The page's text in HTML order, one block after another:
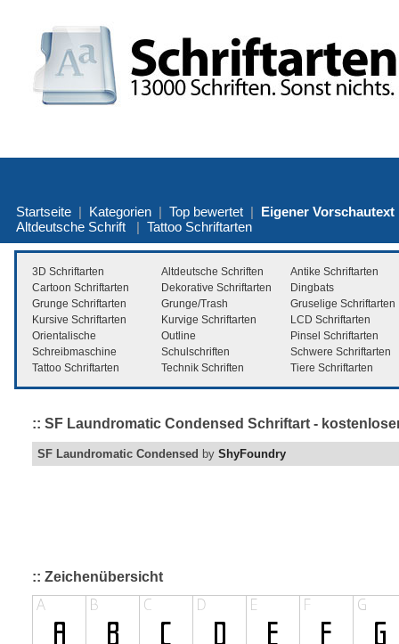
Startseite | Kategorien | Top bewertet | Eigener Vorschautext
Altdeutsche Schrift | Tattoo Schriftarten
3D Schriftarten Altdeutsche Schriften
Antike Schriftarten
Cartoon Schriftarten
Dekorative Schriftarten
Dingbats
Grunge Schriftarten
Grunge/Trash
Gruselige Schriftarten
Kursive Schriftarten
Kurvige Schriftarten
LCD Schriftarten
Orientalische
Outline
Pinsel Schriftarten
Schreibmaschine
Schulschriften
Schwere Schriftarten
Tattoo Schriftarten
Technik Schriften Tiere Schriftarten
:: SF Laundromatic Condensed Schriftart -
SF Laundromatic Condensed by ShyFoundry
:: Zeichenübersicht